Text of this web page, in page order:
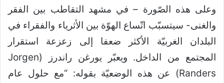
وعلى هذه الصّورة – في مشهد التقاطب بين الفقر
والغنى- سيتسبّب اتّساع الهوّة بين الأثرياء والفقراء في
البلدان الغربيّة الأكثر ضعفا إلى زعزعة استقرار
المجتمع من الداخل. ويعبّر يورغن راندرز (Jorgen
Randers) عن هذه الوضعيّة بقوله: “مع حلول عام